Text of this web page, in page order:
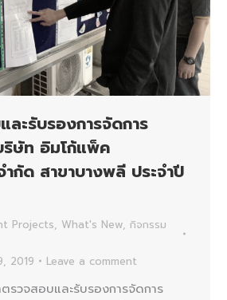
ละรับรองการจัดการ
ษัท อิมโก้แพ็ค
กัด สาขาบางพลี ประจำปี
Projects, What's New, กิจกรรม
2019 Leave a comment
รวจสอบและรับรองการจัดการ